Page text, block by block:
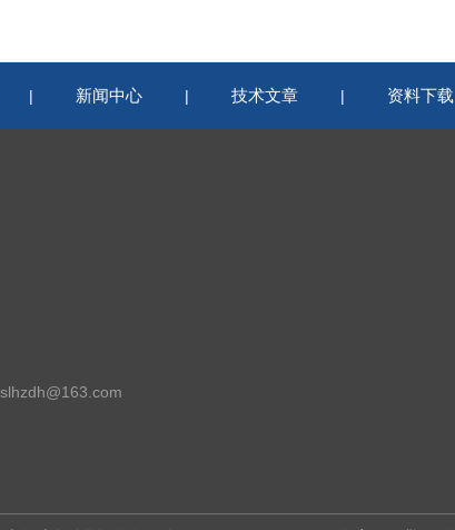
| 新闻中心 | 技术文章 | 资料下载